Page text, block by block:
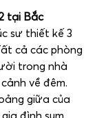
tại Bắc
sư thiết kế 3
cả các phòng
trong nhà
về đêm.
giữa của